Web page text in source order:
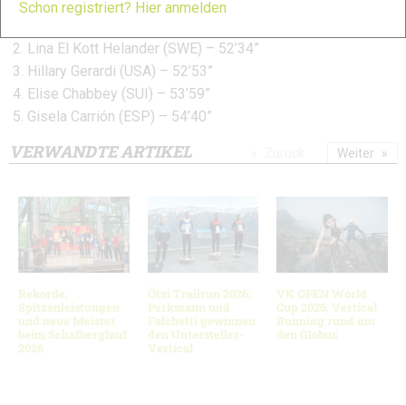
Lina El Kott Helander (SWE) – 52’34”
Hillary Gerardi (USA) – 52’53”
Elise Chabbey (SUI) – 53’59”
Gisela Carrión (ESP) – 54’40”
VERWANDTE ARTIKEL
Rekorde,
Spitzenleistungen
und neue Meister
beim Schafberglauf
2026
Ötzi Trailrun 2026:
Perkmann und
Falchetti gewinnen
den Untersteller-
Vertical
VK OPEN World
Cup 2026: Vertical
Running rund um
den Globus
Weiter
Schon registriert? Hier anmelden